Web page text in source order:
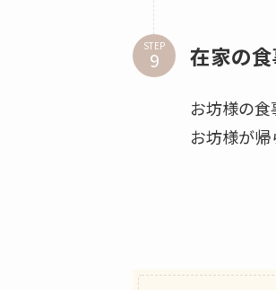
STEP 在家の
お坊様の食
お坊様が帰